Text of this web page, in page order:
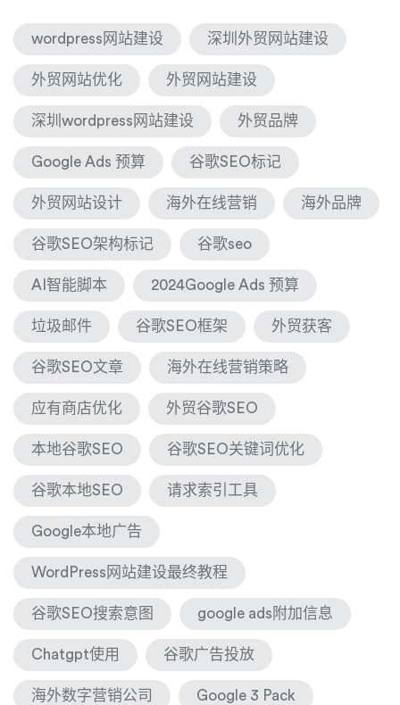
wordpress网站建设 深圳外贸网站建设
外贸网站优化 外贸网站建设
深圳wordpress网站建设 外贸品牌
Google Ads 预算 谷歌SEO标记
外贸网站设计 海外在线营销 海外品牌
谷歌SEO架构标记 谷歌seo
AI智能脚本 2024Google Ads 预算
垃圾邮件 谷歌SEO框架 外贸获客
谷歌SEO文章 海外在线营销策略
应有商店优化 外贸谷歌SEO
本地谷歌SEO 谷歌SEO关键词优化
谷歌本地SEO 请求索引工具
Google本地广告
WordPress网站建设最终教程
谷歌SEO搜索意图 google ads附加信息
Chatgpt使用 谷歌广告投放
海外数字营销公司 Google 3 Pack